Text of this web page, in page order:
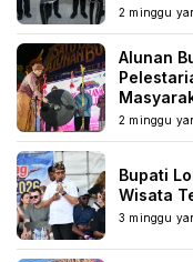
2 minggu
Alunan
2 minggu
Bupati
Wisata
3 minggu